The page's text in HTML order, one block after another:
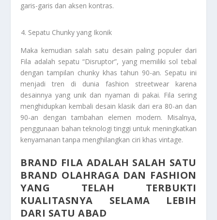
garis-garis dan aksen kontras.
Sepatu Chunky yang Ikonik
Maka kemudian salah satu desain paling populer dari
Fila adalah sepatu “Disruptor”, yang memiliki sol tebal
dengan tampilan chunky khas tahun 90-an. Sepatu ini
menjadi tren di dunia fashion streetwear karena
desainnya yang unik dan nyaman di pakai. Fila sering
menghidupkan kembali desain klasik dari era 80-an dan
90-an dengan tambahan elemen modern. Misalnya,
penggunaan bahan teknologi tinggi untuk meningkatkan
kenyamanan tanpa menghilangkan ciri khas vintage.
BRAND FILA ADALAH SALAH SATU
BRAND OLAHRAGA DAN FASHION
YANG TELAH TERBUKTI
KUALITASNYA SELAMA LEBIH
DARI SATU ABAD